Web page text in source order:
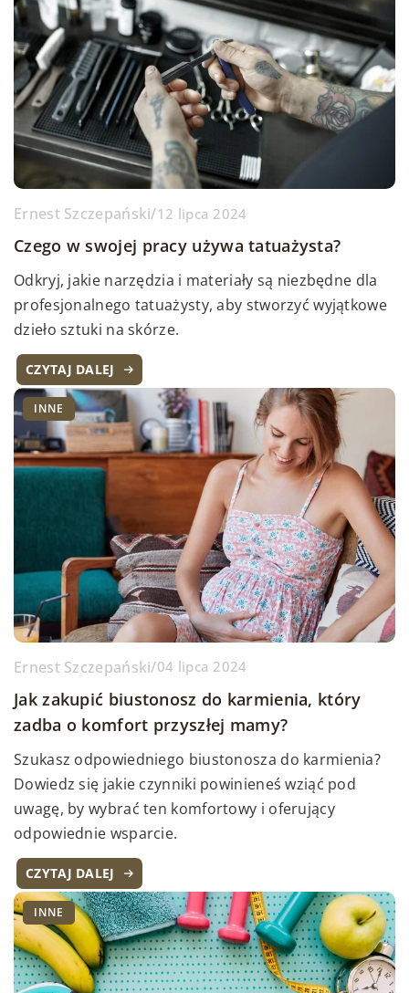
Ernest Szczepański/12 lipca 2024
Czego w swojej pracy używa tatuażysta?
Odkryj, jakie narzędzia i materiały są niezbędne dla
profesjonalnego tatuażysty, aby stworzyć wyjątkowe
dzieło sztuki na skórze.
CZYTAJ DALEJ
INNE
Ernest Szczepański/04 lipca 2024
Jak zakupić biustonosz do karmienia, który
zadba o komfort przyszłej mamy?
Szukasz odpowiedniego biustonosza do karmienia?
Dowiedz się jakie czynniki powinieneś wziąć pod
uwagę, by wybrać ten komfortowy i oferujący
odpowiednie wsparcie.
CZYTAJ DALEJ
INNE